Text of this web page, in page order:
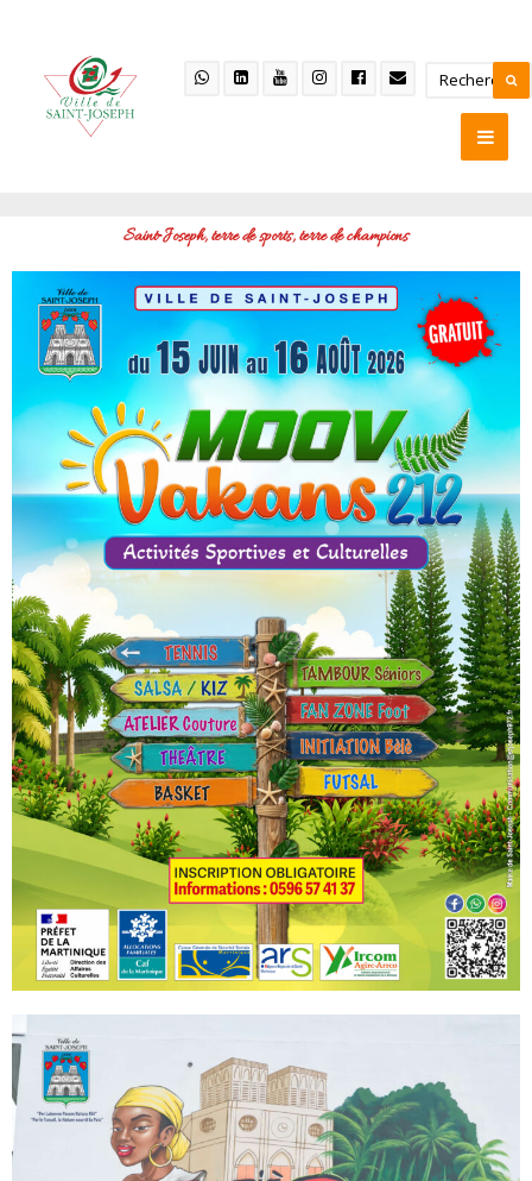
Saint‑Joseph, terre de sports, terre de champions